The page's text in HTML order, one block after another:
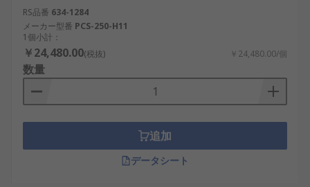
PC電源は、PC電源アダプタとは設計と機能が異な
ります。PC電源アダプタ（一般的にノートPC電源
で使用）は、ACをDCに変換し、固定出力電圧を供
給します。これらのアダプタは外部ユニットであ
り、一方、デスクトップPC電源は内部ユニットとし
て機能し、複数のコンポーネントに電力を分配しま
す。デスクトップPC電源には、標準サイズのATX電
源やコンパクトなSFX電源など、さまざまなフォー
ムファクタがあります。PC電源は、アダプタとは異
なり、複数の電圧レールと高いワット数の出力を提
RS品番 634-1284
メーカー型番 PCS-250-H11
1個小計：
￥24,480.00(税抜) ￥24,480.00/個
数量
追加
データシート